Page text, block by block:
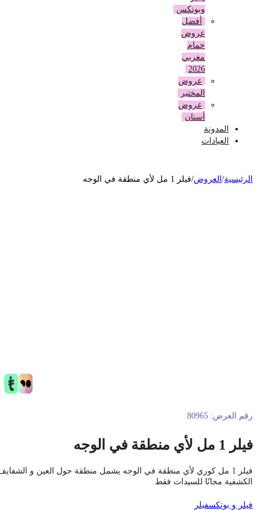
وبوتكس
أفضل
عروض
حمام
مغربي
عروض
المختبر
عروض
أسنان
المدونة
العيادات
/العروض فيلر 1 مل لأي منطقة في الوجه
العرض: 80965
مل لأي منطقة في الوجه
فيلر 1 مل كوري لأي منطقة في الوجه يشمل منطقة حول العين و الشفايف
مجانًا للسيدات فقط
و بوتكسفيلر